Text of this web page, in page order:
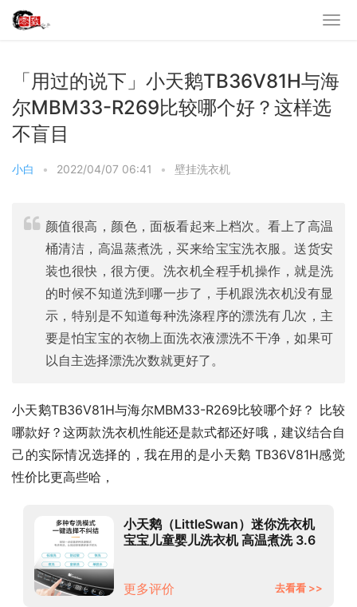
「用过的说下」小天鹅TB36V81H与海
尔MBM33-R269比较哪个好？这样选
不盲目
小白 • 2022/04/07 06:41 • 壁挂洗衣机
颜值很高，颜色，面板看起来上档次。看上了高温
桶清洁，高温蒸煮洗，买来给宝宝洗衣服。送货安
装也很快，很方便。洗衣机全程手机操作，就是洗
的时候不知道洗到哪一步了，手机跟洗衣机没有显
示，特别是不知道每种洗涤程序的漂洗有几次，主
要是怕宝宝的衣物上面洗衣液漂洗不干净，如果可
以自主选择漂洗次数就更好了。
小天鹅TB36V81H与海尔MBM33-R269比较哪个好？ 比较
哪款好？这两款洗衣机性能还是款式都还好哦，建议结合自
己的实际情况选择的，我在用的是小天鹅 TB36V81H感觉
性价比更高些哈，
小天鹅（LittleSwan）迷你洗衣机
宝宝儿童婴儿洗衣机 高温煮洗 3.6
更多评价
去看看 >>